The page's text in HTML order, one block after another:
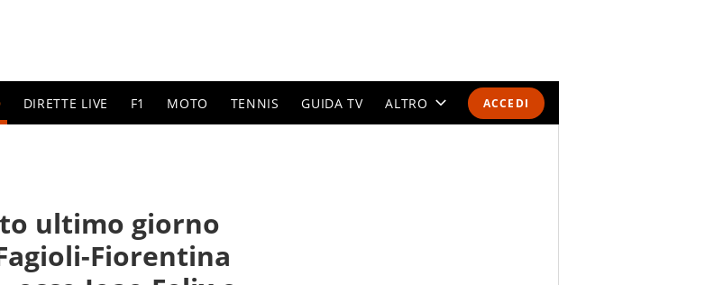
ACCEDI
DIRETTE LIVE F1 MOTO TENNIS GUIDA TV ALTRO
ultimo giorno
Fiorentina